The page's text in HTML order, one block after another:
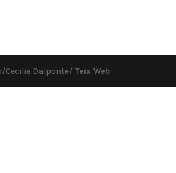
Cecilia Dalponte/ Teix Web